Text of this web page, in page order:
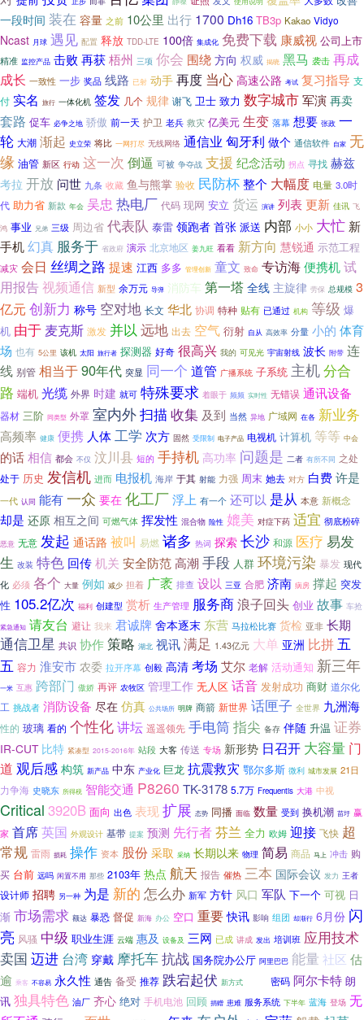
一段时间 装在 容量 之前 10公里 出行 1700 Dh16 TB3p Kakao Vidyo
Ncast 月球 遇见 配置 释放 TDD-LTE 100倍 集成化 免费下载 康威视 公司上市
精准 监控产品 击败再获梧州 三项 你会 围绕 方向 权威 揭晓 黑马 袭击 再成
成长 一致性 一步 奖品 线路 已射 动手 再度 当心高速公路 考试 复习指导 支
付 实名 旅行 一体化机 签发 几个 规律 谢飞 卫士 致力 数字城市军演 再卖
套路 促车 必争之地 骄傲 前一天 护卫 老兵 救灾 亿美元 生变 落幕 想要 张政 一
轮 大潮 渐起 史立荣 将比 一网打尽 无线网络 通信业 匈牙利 做个 通信软件 自家 无
缘 油管 新区 行动 这一次 倒逼 可被 争夺战 支援 纪念活动 拐点 寻找 赫兹
考拉 开放 问世 九条 收藏 鱼与熊掌 验收 民防杯整个 大幅度 电量 3.0时
代 助力省 新款 年会 吴忠 热电厂 代码 现网 安立 货运 演讲 列表更新 佳讯 飞
鸿 事业 兄弟 三级 周边省 代表队 泰雷 领跑者 首张 派送 内部 小小 大忙 新
手机幻真 服务于 省政府 演示 北京地区 姜九旺 看看 新方向 慧锐通 示范工程
减灾 会日 丝绸之路 提速 江西 多多 管理创新 童文 致命 专访海便携机试
用报告 视频通信 新型 余万元 导弹 消防车 第一塔 全线 主旋律 劳保 总规模 3
亿元 创新力 称号 空对地 长文 华北 协调 特种 贴有 已通过 机构 等级 爆
机 由于 麦克斯 激发 并以 远地 出去 空气 衍射 自从 高效率 分量 小的 体育
场 也有 5公里 该机 太阳 旅行者 探测器 好奇 很高兴 我的 可见光 宇宙射线 波长 附带 连
线 别管 相当于90年代 突显 同一个 道管 广播系统 子系统 主机分合
路 端机 光缆 外界 时建 就可 特殊要求 着眼于 频频 实时性 无错误 通讯设备
器材 三阶 同类型 外罩 室内外扫描 收集 及到 当然 异地 广域网 在各 新业务
高频率 健康 便携 人体工学 次方 固然 受限制 电子产品 电视机 计算机 等等 中会
的话相信 都会 不仅 汶川县 短的 手持机 高功率 问题是 二者 有所不同 之处
处于 历史 发信机 进而 电报机 海岸 于其 射能 力强 周末 她去 对方 白费许是
一代 认同 能有一众 要在 化工厂浮上 有一个 还可以 是从 本意 新概念
却是 还原 相互之间 可燃气体 挥发性 混合物 险性 媲美 对症下药 适宜 彻底粉碎
恶意 无意 发起 通话路 被叫 易燃 诸多 热词 探索长沙 和源 医疗 易发
生 改装 特色 回传机关 安全防范高潮 手段 人群 环境污染 暴发 现代
化 必须 各个 大量 例如 减少 担着 广袤 排查 设以 三亚 合肥 济南 病房 撑起 突发
性 105.2亿次 福利 创建型 赏析 生产管理 服务商浪子回头 创业 故事 车抢
紧急通知 请友台 避让 我来 君诚牌 舍本逐末 东营 马拉松比赛 货检 亚非 长期
通信卫星 共识 协作策略 湖北 视讯满足 1.43亿元 大单 亚洲 比拼五
五 容力 淮安市 农委 拉开序幕 创毅 高清 考场 艾尔 老解 活动通知 新三年
一米 互惠 跨部门 傲娇 再评 农牧区 管理工作 无人区 话音 发射成功 商财 道尔化
工 挑战者 消防设备 尽在 仿真 公共场所 明牌 商箭 新世界 话匣子 全世界 九洲海
性的 玻璃 看的 个性化讲坛 遥遥领先 手电筒指尖 备存 伴随 升温 证券
IR-CUT 比特 紧凑型 2015-2016年 站段 大客 传送 专场 新形势 日召开 大容量 门
道 观后感 构筑 新产品 中东 产业化 巨龙 抗震救灾 鄂尔多斯 微利 城市发展 21日
力争海 史晓东 所得税 智能交通 P8260 TK-3178 5.7万 Frequentis 大港 中视
Critical 3920B 面向 出色 表现扩展 态势 同播 面临 数量 受到 换机潮 苗圩 赢
家 首席英国 外观设计 基带 提案 预测 先行者芬兰 全力 欧姆 迎接 飞快 超
常规 雷雨 损耗 操作 资本 股份 采取 采纳 长期以来 物理 简易 商品 马上 冲击 购
买 台前 远吗 闲置不用 那些 2103年 热点 航天 报告 催热 三本 国际会议 发力 王者
设计师 招聘 另一种 为是 新的 怎么办 新军 方针 风口 军队 下一个 可视 日
渐 市场需求 额达 暴恐 督促 新海 办公 空口 重要 快讯 影响 组团 却渐行 6月份 闪
亮 风骚 中级 职业生涯 云端 惠及 设备及 三网 已成 讲成 发出 培训班 应用技术
卖国 迈进 台湾 穿戴 摩托车抗战 国务院办公厅 阿里巴巴 能量 社区 估
逾 乘客 不容易 永久性 通告 备受 推荐 跌宕起伏 新方式 密码 阿尔卡特 朗
讯 独具特色 油厂 齐心 绝对 手机电池 回顾 捐赠 患难 服务系统 下半年 蓝海 登场 无